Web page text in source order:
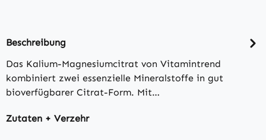
Beschreibung
Das Kalium-Magnesiumcitrat von Vitamintrend
kombiniert zwei essenzielle Mineralstoffe in gut
bioverfügbarer Citrat-Form. Mit…
Zutaten + Verzehr